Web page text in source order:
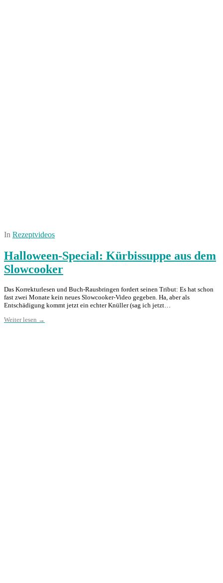
In Rezeptvideos
Halloween-Special: Kürbissuppe aus dem
Slowcooker
Das Korrekturlesen und Buch-Rausbringen fordert seinen Tribut: Es hat schon
fast zwei Monate kein neues Slowcooker-Video gegeben. Ha, aber als
Entschädigung kommt jetzt ein echter Knüller (sag ich jetzt…
Weiter lesen →